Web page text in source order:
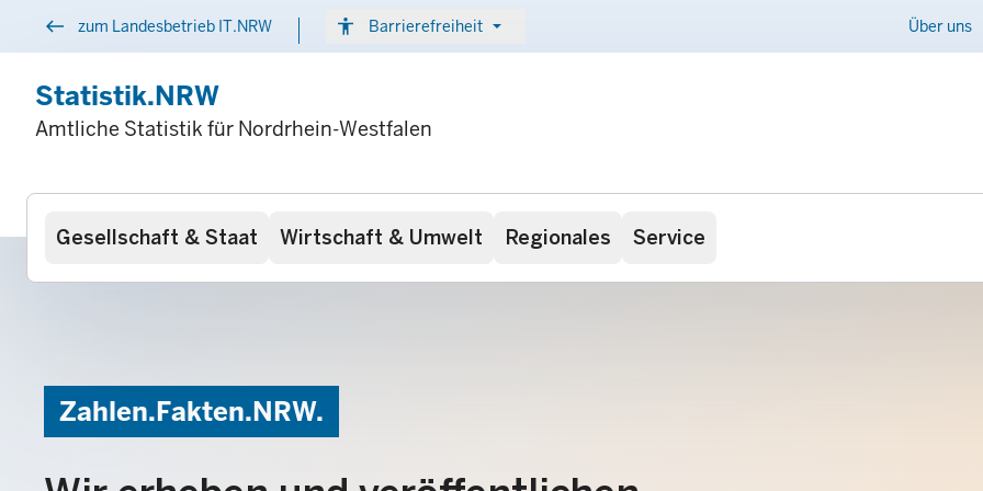
west zum Landesbetrieb IT.NRW accessibility Barrierefreiheit arrow_drop_down Kontakt
Über uns
Statistik.NRW
Amtliche Statistik für Nordrhein-Westfalen
Hauptnavigation
Gesellschaft & Staat Wirtschaft & Umwelt Regionales Service
Zahlen.Fakten.NRW.